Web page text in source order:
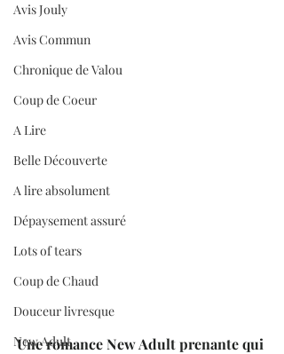
Avis Jouly
Avis Commun
Chronique de Valou
Coup de Coeur
A Lire
Belle Découverte
A lire absolument
Dépaysement assuré
Lots of tears
Coup de Chaud
Douceur livresque
New Adult
Une romance New Adult prenante qui